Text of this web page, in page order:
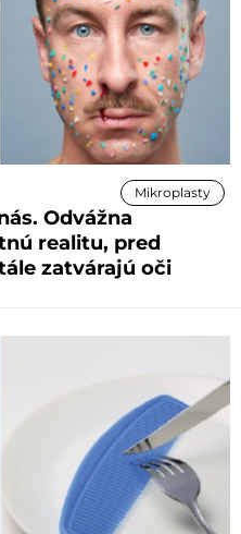
Mikroplasty
Odvážna
realitu, pred
zatvárajú oči